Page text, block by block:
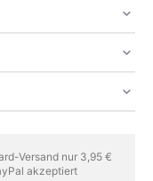
Versand nur 3,95 €
akzeptiert